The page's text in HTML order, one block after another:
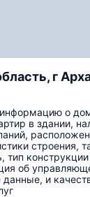
г
о
в здании,
строения,
тип
об
данные, и